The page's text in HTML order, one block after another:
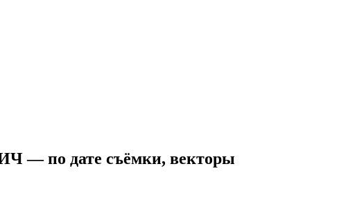
по дате съёмки, векторы